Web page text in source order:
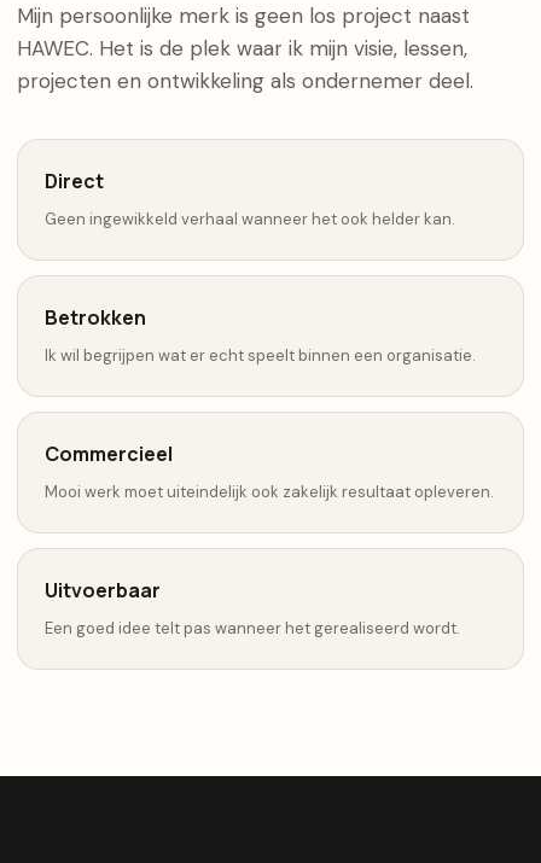
Mijn persoonlijke merk is geen los project naast
HAWEC. Het is de plek waar ik mijn visie, lessen,
projecten en ontwikkeling als ondernemer deel.
Direct
Geen ingewikkeld verhaal wanneer het ook helder kan.
Betrokken
Ik wil begrijpen wat er echt speelt binnen een organisatie.
Commercieel
Mooi werk moet uiteindelijk ook zakelijk resultaat opleveren.
Uitvoerbaar
Een goed idee telt pas wanneer het gerealiseerd wordt.